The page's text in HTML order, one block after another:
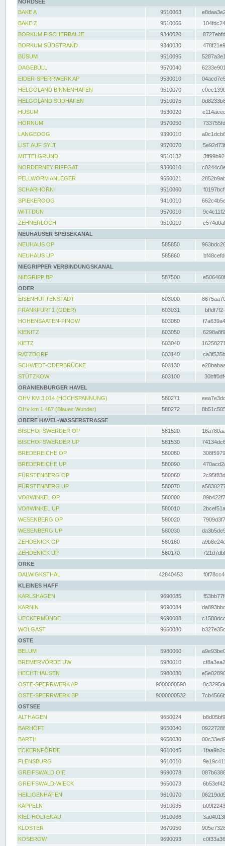
NORDSEE
BAKE A
9510063
BAKE Z
9510066
BORKUM FISCHERBALJE
9340020
BORKUM SÜDSTRAND
9340030
BÜSUM
9510095
DAGEBÜLL
9570040
EIDER-SPERRWERK AP
9530010
HELGOLAND BINNENHAFEN
9510070
HELGOLAND SÜDHAFEN
9510075
HUSUM
9530020
HÖRNUM
9570050
LANGEOOG
9390010
LIST AUF SYLT
9570070
MITTELGRUND
9510132
NORDERNEY RIFFGAT
9360010
PELLWORM ANLEGER
9550021
SCHARHÖRN
9510060
SPIEKEROOG
9410010
WITTDÜN
9570010
ZEHNERLOCH
9510010
NEUHAUSER SPEISEKANAL
NEUHAUS OP
585850
NEUHAUS UP
585860
NIEGRIPPER VERBINDUNGSKANAL
NIEGRIPP BP
587500
ODER
EISENHÜTTENSTADT
603000
FRANKFURT1 (ODER)
603031
HOHENSAATEN-FINOW
603080
KIENITZ
603050
KIETZ
603040
RATZDORF
603140
SCHWEDT-ODERBRÜCKE
603130
STÜTZKOW
603100
ORANIENBURGER HAVEL
OHV KM 3.014 (HOCHSPANNUNG)
580271
OHv km 1.467 (Blaues Wunder)
580272
OBERE HAVEL-WASSERSTRASSE
BISCHOFSWERDER OP
581520
BISCHOFSWERDER UP
581530
BREDEREICHE OP
580080
BREDEREICHE UP
580090
FÜRSTENBERG OP
580060
FÜRSTENBERG UP
580070
VOßWINKEL OP
580000
VOßWINKEL UP
580010
WESENBERG OP
580020
WESENBERG UP
580030
ZEHDENICK OP
580160
ZEHDENICK UP
580170
ORKE
DALWIGKSTHAL
42840453
KLEINES HAFF
KARLSHAGEN
9690085
KARNIN
9690084
UECKERMÜNDE
9690088
WOLGAST
9650080
OSTE
BELUM
5980060
BREMERVÖRDE UW
5980010
HECHTHAUSEN
5980030
OSTE-SPERRWERK AP
9000000590
OSTE-SPERRWERK BP
9000000532
OSTSEE
ALTHAGEN
9650024
BARHÖFT
9650040
BARTH
9650030
ECKERNFÖRDE
9610045
FLENSBURG
9610010
GREIFSWALD OIE
9690078
GREIFSWALD-WIECK
9650073
HEILIGENHAFEN
9610070
KAPPELN
9610035
KIEL-HOLTENAU
9610066
KLOSTER
9670050
KOSEROW
9690093